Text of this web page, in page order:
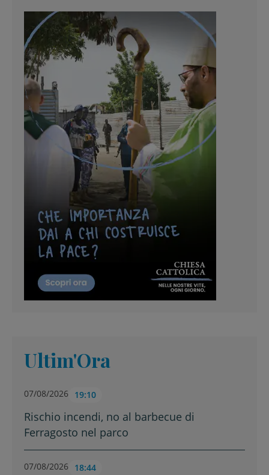
Ultim'Ora
07/08/2026 19:10
Rischio incendi, no al barbecue di
Ferragosto nel parco
07/08/2026 18:44